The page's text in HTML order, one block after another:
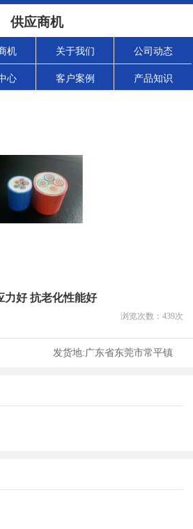
供应商机
机 关于我们 公司动态
心 客户案例 产品知识
力好 抗老化性能好
浏览次数： 439次
发货地:广东省东莞市常平镇